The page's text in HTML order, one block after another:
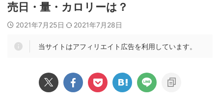
売日・量・カロリーは？
2021年7月25日 2021年7月28日
当サイトはアフィリエイト広告を利用しています。